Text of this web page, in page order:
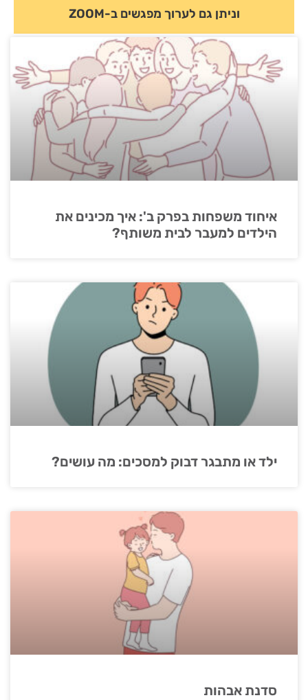
וניתן גם לערוך מפגשים ב-ZOOM
איחוד משפחות בפרק ב': איך מכינים את
הילדים למעבר לבית משותף?
ילד או מתבגר דבוק למסכים: מה עושים?
סדנת אבהות